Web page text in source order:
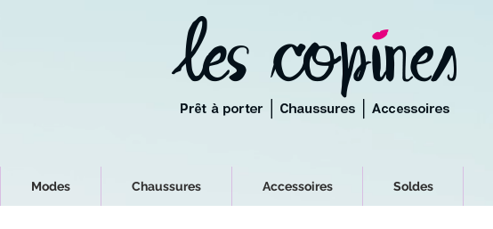
Modes Chaussures Accessoires Soldes